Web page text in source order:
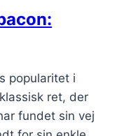
popularitet i
ret, der
fundet sin vej